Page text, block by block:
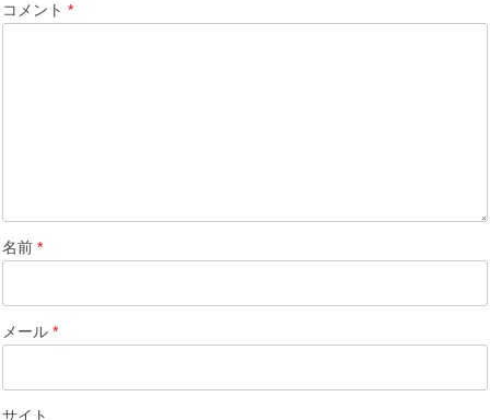
コメント *
名前 *
メール *
サイト